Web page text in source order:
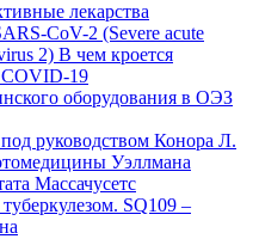
лекарства
CoV-2 (Severe acute
2) В чем кроется
COVID-19
оборудования в ОЭЗ
руководством Конора Л.
Уэллмана
Массачусетс
SQ109 –